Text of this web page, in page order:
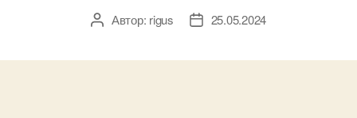
АвторАвтор: rigus
Дата25.05.2024